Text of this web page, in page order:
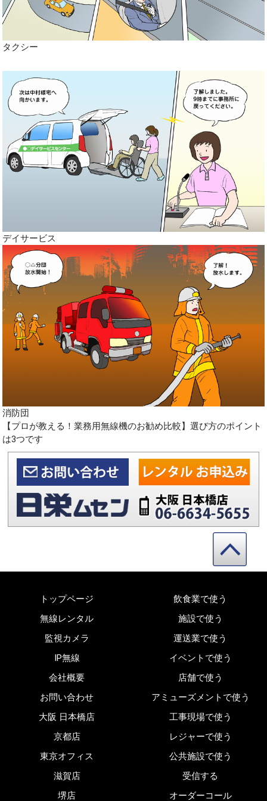
タクシー
デイサービス
消防団
【プロが教える！業務用無線機のお勧め比較】選び方のポイント
は3つです
トップページ
無線レンタル
監視カメラ
IP無線
会社概要
お問い合わせ
大阪 日本橋店
京都店
東京オフィス
滋賀店
堺店
飲食業で使う
施設で使う
運送業で使う
イベントで使う
店舗で使う
アミューズメントで使う
工事現場で使う
レジャーで使う
公共施設で使う
受信する
オーダーコール